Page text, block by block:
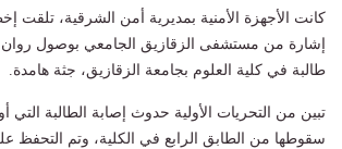
كانت الأجهزة الأمنية بمديرية أمن الشرقية، تلقت
طالبة في كلية العلوم بجامعة الزقازيق، جثة هامدة.
تبين من التحريات الأولية حدوث إصابة الطالبة التي
سقوطها من الطابق الرابع في الكلية، وتم التحفظ